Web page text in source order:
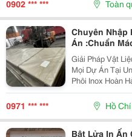
0902 *** *** Toàn
Chuyên Nhập
Án :Chuẩn
Giải Pháp Vật
Mọi Dự Án Tại Unico Steel Bạn
Phôi Inox Hoàn
Và Nâng Cao
&Mdash; Hệ
0971 *** *** Hồ
Bật Lửa In Ấn